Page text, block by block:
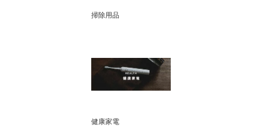
掃除用品
健康家電